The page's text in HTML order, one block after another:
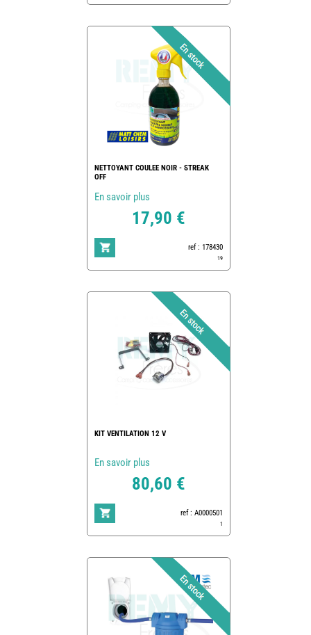
NETTOYANT COULEE NOIR - STREAK
OFF
En savoir plus
17,90 €
ref : 178430
19
KIT VENTILATION 12 V
En savoir plus
80,60 €
ref : A0000501
1